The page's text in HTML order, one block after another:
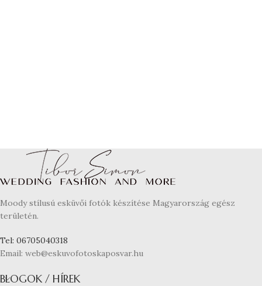
Moody stílusú esküvői fotók készítése Magyarország egész
területén.
Tel: 06705040318
Email: web@eskuvofotoskaposvar.hu
BLOGOK / HÍREK